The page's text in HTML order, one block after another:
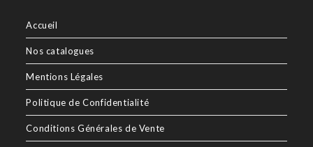
Accueil
Nos catalogues
Mentions Légales
Politique de Confidentialité
Conditions Générales de Vente